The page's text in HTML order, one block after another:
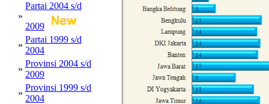
»
Partai 2004 s/d
2009
»
Partai 1999 s/d
2004
»
Provinsi 2004 s/d
2009
»
Provinsi 1999 s/d
2004